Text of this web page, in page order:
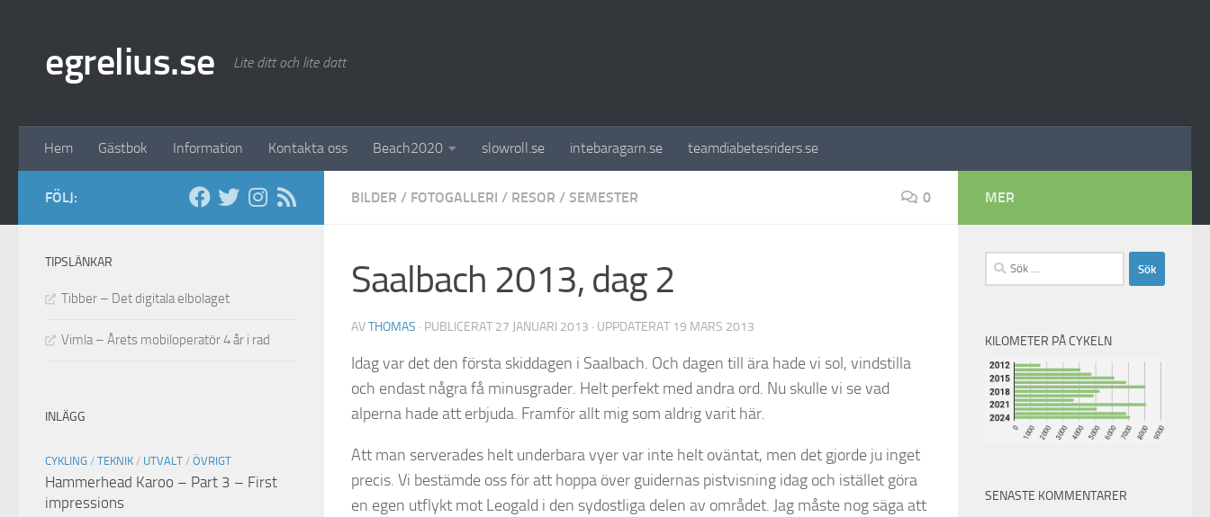
egrelius.se Lite ditt och lite datt
Hem Gästbok Information Kontakta oss Beach2020 slowroll.se intebaragarn.se teamdiabetesriders.se
BILDER / FOTOGALLERI / RESOR / SEMESTER 0
Saalbach 2013, dag 2
AVTHOMAS · PUBLICERAT 27 JANUARI 2013 · UPPDATERAT 19 MARS 2013
Idag var det den första skiddagen i Saalbach. Och dagen till ära hade vi sol, vindstilla
och endast några få minusgrader. Helt perfekt med andra ord. Nu skulle vi se vad
alperna hade att erbjuda. Framför allt mig som aldrig varit här.
Att man serverades helt underbara vyer var inte helt oväntat, men det gjorde ju inget
precis. Vi bestämde oss för att hoppa över guidernas pistvisning idag och istället göra
en egen utflykt mot Leogald i den sydostliga delen av området. Jag måste nog säga att
FÖLJ:
TIPSLÄNKAR
Tibber – Det digitala elbolaget
Vimla – Årets mobiloperatör 4 år i rad
INLÄGG
CYKLING / TEKNIK / UTVALT / ÖVRIGT
Hammerhead Karoo – Part 3 – First
impressions
MER
Sök
efter:
KILOMETER PÅ CYKELN
SENASTE KOMMENTARER